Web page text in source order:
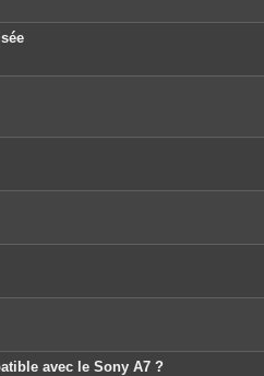
t
e
s
avec le Sony A7 ?